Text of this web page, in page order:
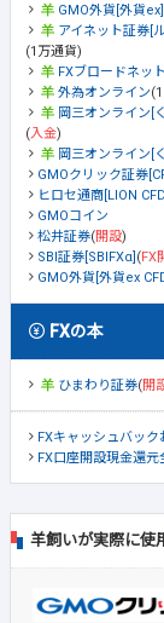
GMO外貨[外貨ex]
アイネット証券[
(1万通貨)
FXブロードネット
外為オンライン
岡三オンライン[
(入金)
岡三オンライン[
GMOクリック証券
ヒロセ通商[LION
GMOコイン
松井証券(開設)
SBI証券[SBIFXα] (FX
GMO外貨[外貨ex
FXの本
ひまわり証券(開
FXキャッシュバック
FX口座開設現金還元
羊飼いが実際に使